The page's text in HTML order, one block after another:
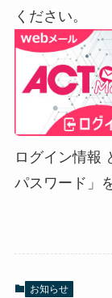
ください。
ログイン情報
パスワード」
お知らせ